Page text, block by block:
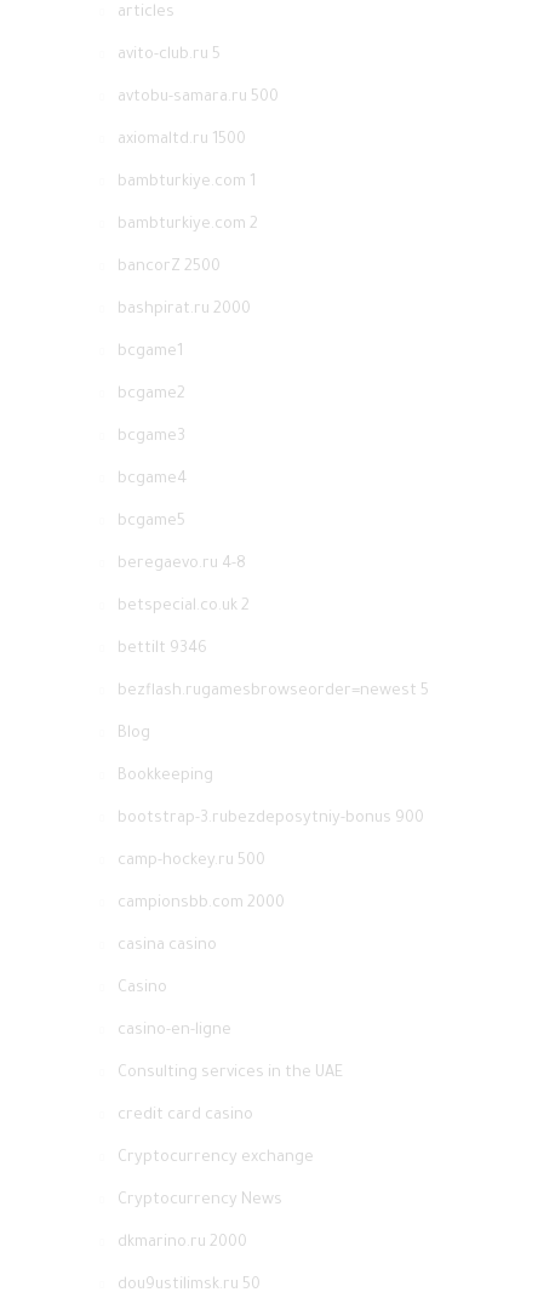
articles
avito-club.ru 5
avtobu-samara.ru 500
axiomaltd.ru 1500
bambturkiye.com 1
bambturkiye.com 2
bancorZ 2500
bashpirat.ru 2000
bcgame1
bcgame2
bcgame3
bcgame4
bcgame5
beregaevo.ru 4-8
betspecial.co.uk 2
bettilt 9346
bezflash.rugamesbrowseorder=newest 5
Blog
Bookkeeping
bootstrap-3.rubezdeposytniy-bonus 900
camp-hockey.ru 500
campionsbb.com 2000
casina casino
Casino
casino-en-ligne
Consulting services in the UAE
credit card casino
Cryptocurrency exchange
Cryptocurrency News
dkmarino.ru 2000
dou9ustilimsk.ru 50